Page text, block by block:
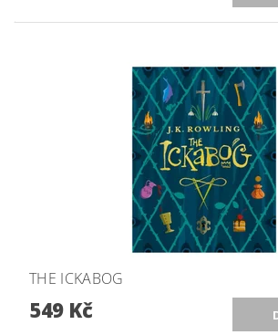
THE ICKABOG
549 Kč